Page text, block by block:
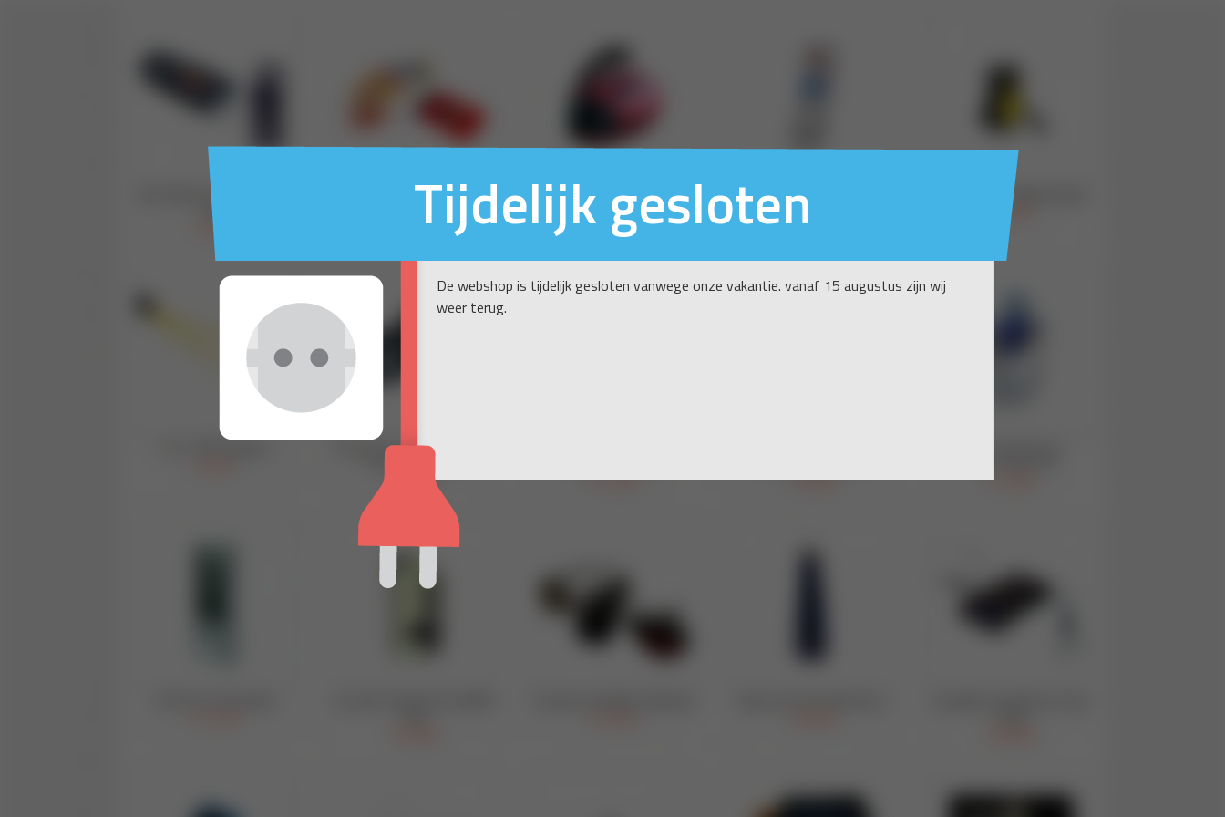
Tijdelijk gesloten
De webshop is tijdelijk gesloten vanwege onze vakantie. vanaf 15 augustus zijn wij
weer terug.